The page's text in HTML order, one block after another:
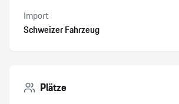
Import
Schweizer Fahrzeug
Plätze